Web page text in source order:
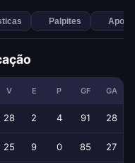
Palpites
V E P GF GA
28 2 4 91 28
25 9 0 85 27